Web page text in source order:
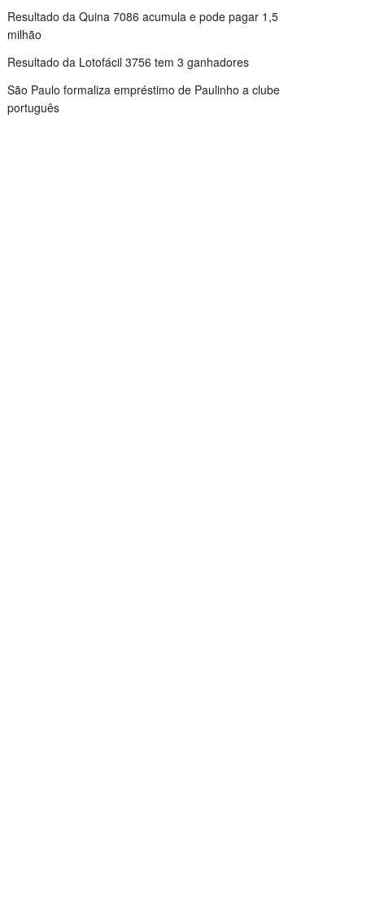
Resultado da Quina 7086 acumula e pode pagar 1,5
milhão
Resultado da Lotofácil 3756 tem 3 ganhadores
São Paulo formaliza empréstimo de Paulinho a clube
português